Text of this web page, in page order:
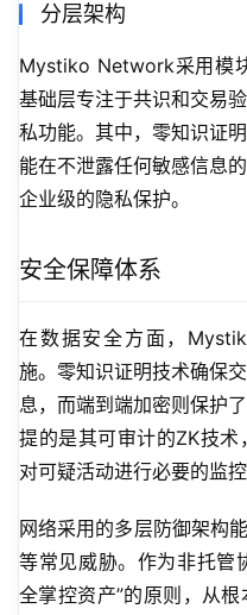
分层架构
Mystiko Network采用模
基础层专注于共识和交易
私功能。其中，零知识证
能在不泄露任何敏感信息
企业级的隐私保护。
安全保障体系
在数据安全方面，
施。零知识证明技术确保
息，而端到端加密则保护
提的是其可审计的ZK技
对可疑活动进行必要的监控
网络采用的多层防御架构
等常见威胁。作为非托管
全掌控资产”的原则，从